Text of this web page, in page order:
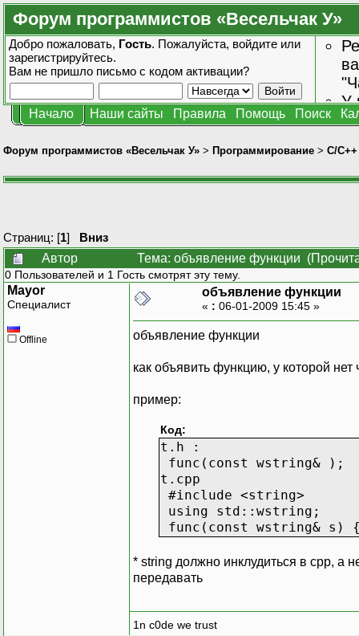
Форум программистов «Весельчак У»
Добро пожаловать, Гость. Пожалуйста, войдите или
зарегистрируйтесь.
Вам не пришло письмо с кодом активации?
У
Начало Наши сайты Правила Помощь Поиск
Форум программистов «Весельчак У» > Программирование > C/C++
Страниц: [1] Вниз
Автор
Тема: объявление функции
0 Пользователей и 1 Гость смотрят эту тему.
Mayor
Специалист
Offline
объявление функции
« : 06-01-2009 15:45 »
объявление функции
как объявить функцию, у которой
пример:
Код:
t.h :
func(const wstring& );
t.cpp
#include <string>
using std::wstring;
func(const wstring&
* string должно инклудиться в сpp, а
передавать
1n c0de we trust